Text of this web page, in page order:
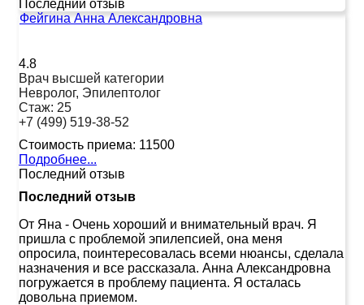
Последний отзыв
Фейгина Анна Александровна
4.8
Врач высшей категории
Невролог, Эпилептолог
Стаж: 25
+7 (499) 519-38-52
Стоимость приема: 11500
Подробнее...
Последний отзыв
Последний отзыв
От Яна - Очень хороший и внимательный врач. Я
пришла с проблемой эпилепсией, она меня
опросила, поинтересовалась всеми нюансы, сделала
назначения и все рассказала. Анна Александровна
погружается в проблему пациента. Я осталась
довольна приемом.